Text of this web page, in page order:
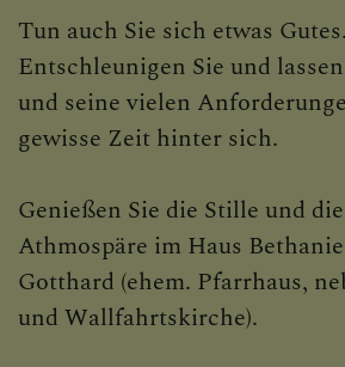
PFARRE
PFARRE ST.
Pfarrgemeinderat
Pfarrkirchenrat
Tun auch Sie sich etwas Gutes.
Entschleunigen Sie und
und seine vielen
gewisse Zeit hinter sich.
Genießen Sie die Stille und
Athmospäre im Haus
Gotthard (ehem. Pfarrhaus,
und Wallfahrtskirche).